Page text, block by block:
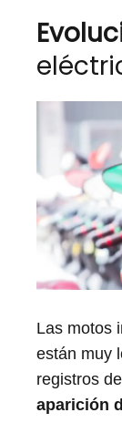
Las motos
están muy
registros
aparición